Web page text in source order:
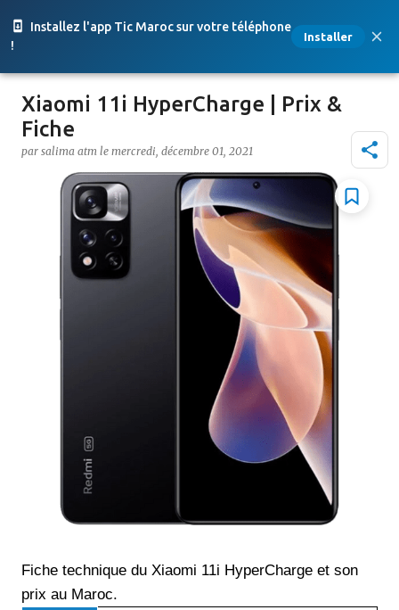
Installez l'app Tic Maroc sur votre téléphone
!
Installer
Accéder au contenu principal
Xiaomi 11i HyperCharge | Prix &
Fiche
par salima atm le mercredi, décembre 01, 2021
Fiche technique du Xiaomi 11i HyperCharge et son
prix au Maroc.